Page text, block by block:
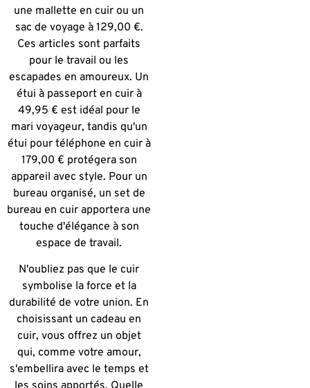
une mallette en cuir ou un
sac de voyage à 129,00 €.
Ces articles sont parfaits
pour le travail ou les
escapades en amoureux. Un
étui à passeport en cuir à
49,95 € est idéal pour le
mari voyageur, tandis qu'un
étui pour téléphone en cuir à
179,00 € protégera son
appareil avec style. Pour un
bureau organisé, un set de
bureau en cuir apportera une
touche d'élégance à son
espace de travail.
N'oubliez pas que le cuir
symbolise la force et la
durabilité de votre union. En
choisissant un cadeau en
cuir, vous offrez un objet
qui, comme votre amour,
s'embellira avec le temps et